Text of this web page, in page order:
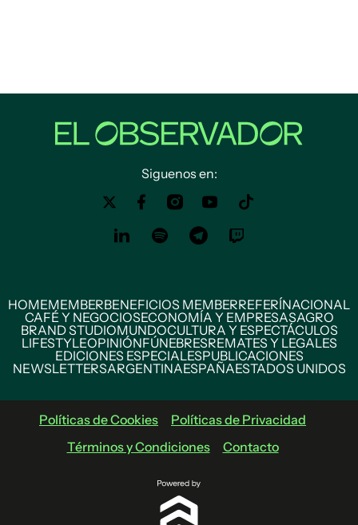
Siguenos en:
HOMEMEMBERBENEFICIOS MEMBERREFERÍNACIONAL
CAFÉ Y NEGOCIOSECONOMÍA Y EMPRESASAGRO
BRAND STUDIOMUNDOCULTURA Y ESPECTÁCULOS
LIFESTYLEOPINIÓNFÚNEBRESREMATES Y LEGALES
EDICIONES ESPECIALESPUBLICACIONES
NEWSLETTERSARGENTINAESPAÑAESTADOS UNIDOS
Políticas de Cookies
Políticas de Privacidad
Términos y Condiciones
Contacto